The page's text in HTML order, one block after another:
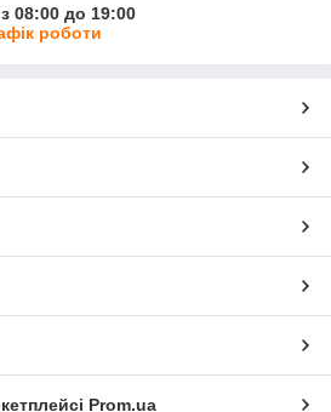
08:00 до 19:00
роботи
Prom.ua